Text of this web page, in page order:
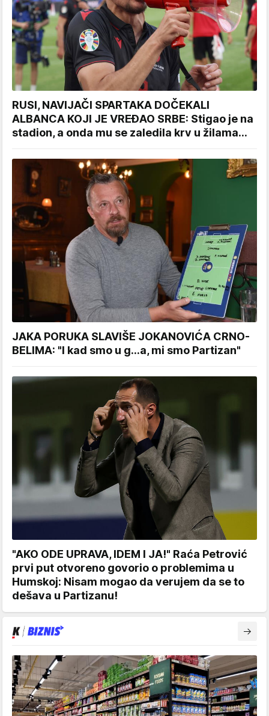
RUSI, NAVIJAČI SPARTAKA DOČEKALI
ALBANCA KOJI JE VREĐAO SRBE: Stigao je na
stadion, a onda mu se zaledila krv u žilama...
JAKA PORUKA SLAVIŠE JOKANOVIĆA CRNO-
BELIMA: "I kad smo u g...a, mi smo Partizan"
"AKO ODE UPRAVA, IDEM I JA!" Raća Petrović
prvi put otvoreno govorio o problemima u
Humskoj: Nisam mogao da verujem da se to
dešava u Partizanu!